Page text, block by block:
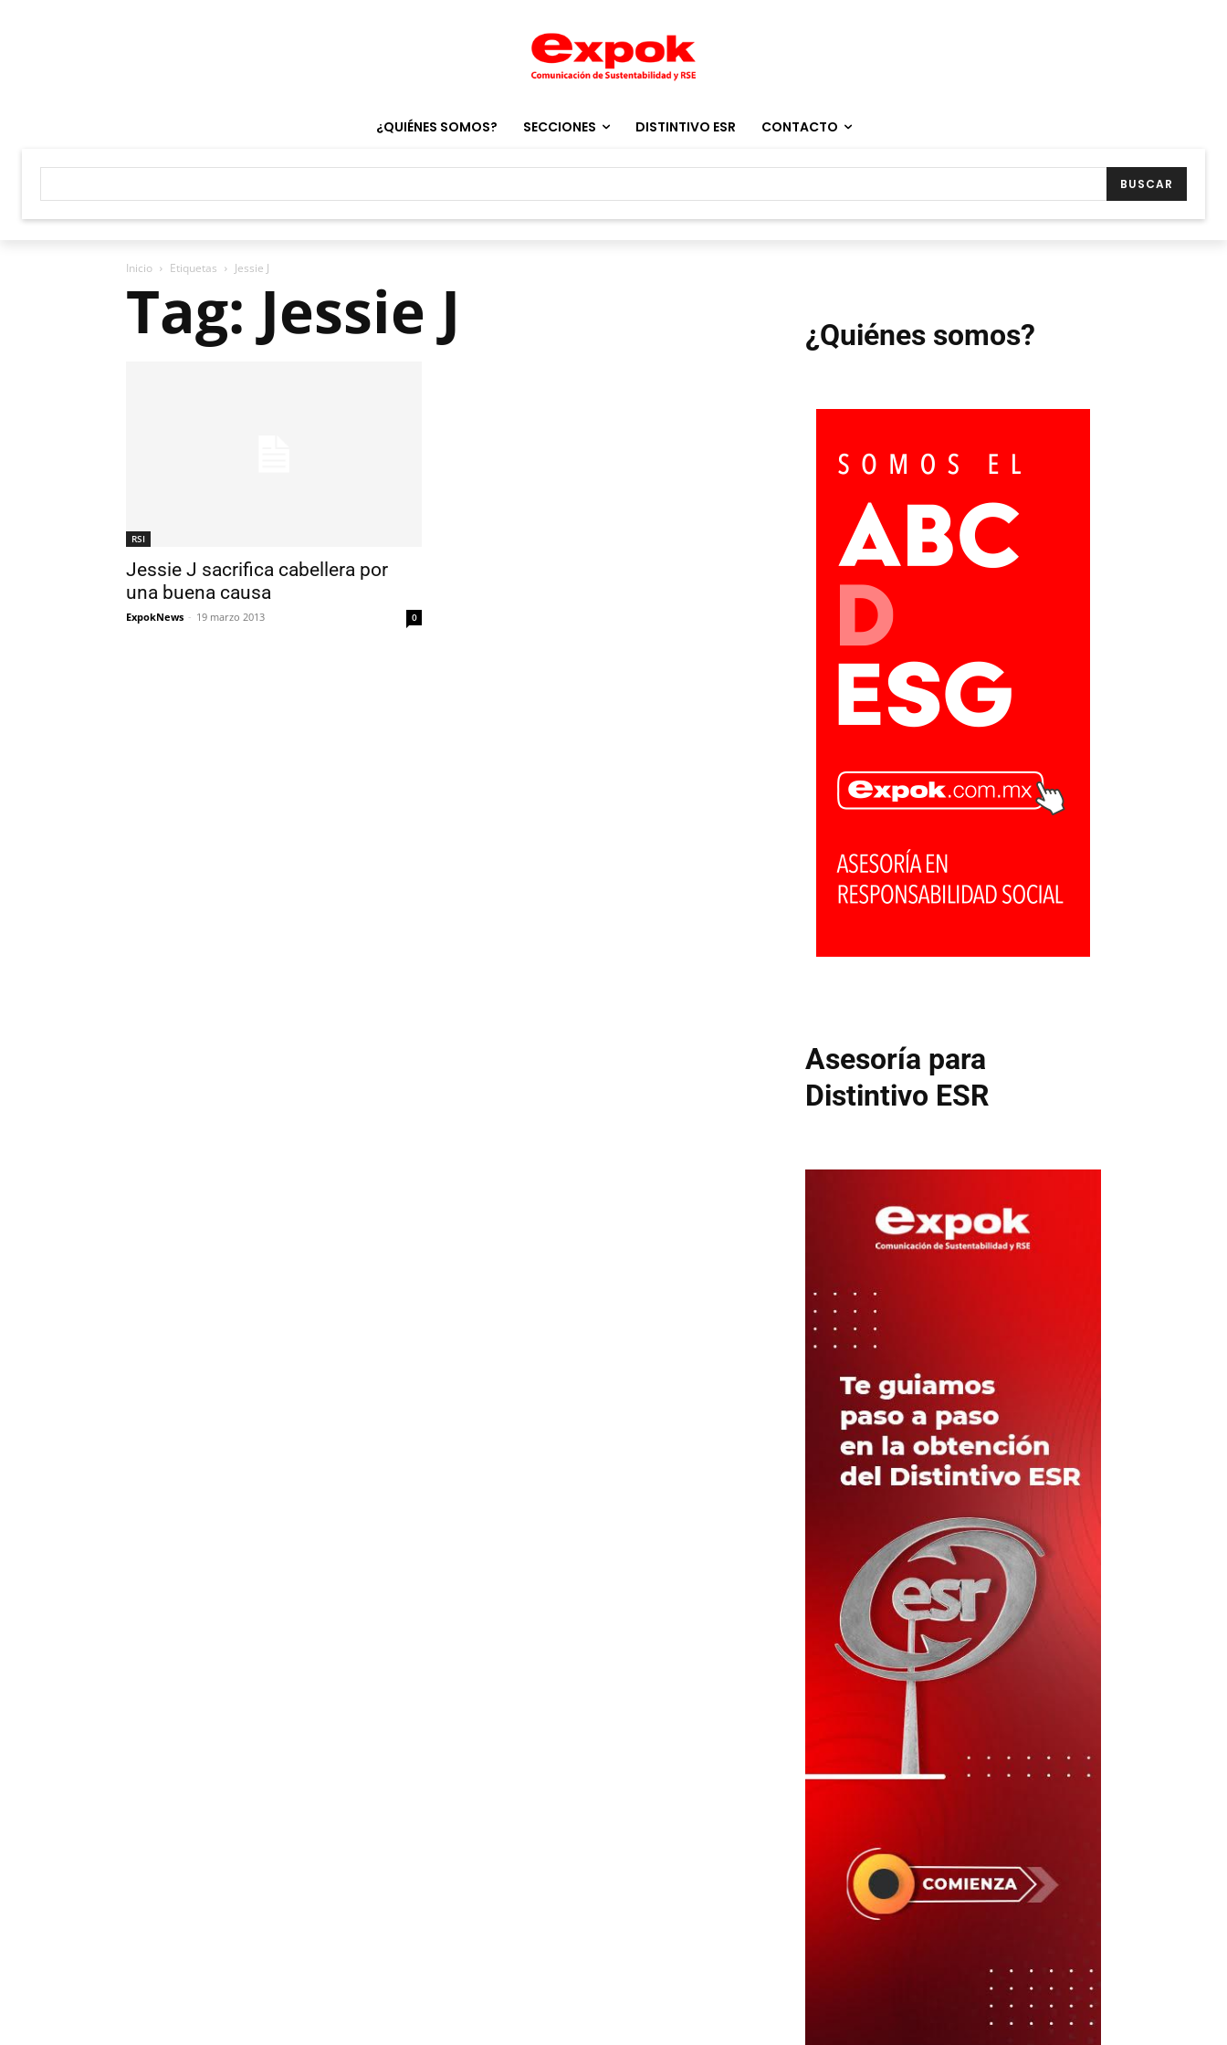
¿QUIÉNES SOMOS? SECCIONES DISTINTIVO ESR CONTACTO
BUSCAR
Inicio Etiquetas Jessie J
Tag: Jessie J
RSI
Jessie J sacrifica cabellera por
una buena causa
ExpokNews - 19 marzo 2013 0
¿Quiénes somos?
Asesoría para
Distintivo ESR